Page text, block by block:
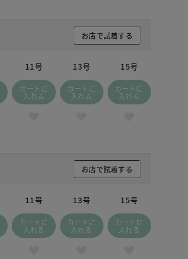
お店で試着する
11号
カートに
入れる
13号
カートに
入れる
15号
カートに
入れる
お店で試着する
11号
カートに
入れる
13号
カートに
入れる
15号
カートに
入れる